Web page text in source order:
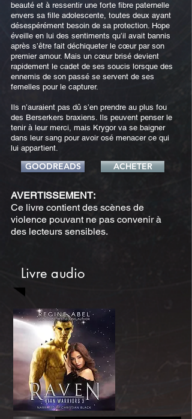
beauté et à ressentir une forte fibre paternelle
envers sa fille adolescente, toutes deux ayant
désespérément besoin de sa protection. Hope
éveille en lui des sentiments qu’il avait bannis
après s’être fait déchiqueter le cœur par son
premier amour. Mais un cœur brisé devient
rapidement le cadet de ses soucis lorsque des
ennemis de son passé se servent de ses
femelles pour le capturer.
Ils n’auraient pas dû s’en prendre au plus fou
des Berserkers braxiens. Ils peuvent penser le
tenir à leur merci, mais Krygor va se baigner
dans leur sang pour avoir osé menacer ce qui
lui appartient.
GOODREADS ACHETER
AVERTISSEMENT:
Ce livre contient des scènes de
violence pouvant ne pas convenir à
des lecteurs sensibles.
Livre audio